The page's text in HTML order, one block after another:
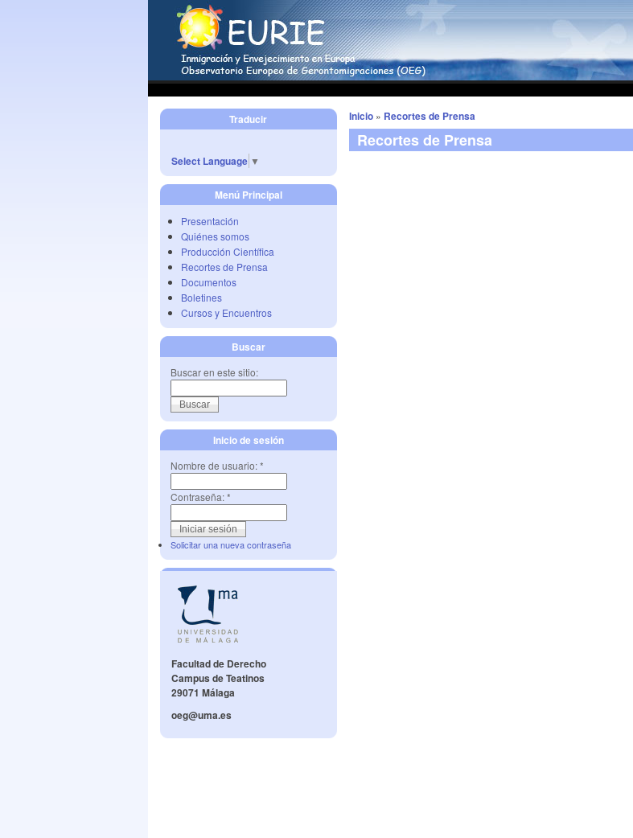
Traducir
Select Language ▼
Menú Principal
Presentación
Quiénes somos
Producción Científica
Recortes de Prensa
Documentos
Boletines
Cursos y Encuentros
Buscar
Buscar en este sitio:
Inicio de sesión
Nombre de usuario:*
Contraseña:*
Solicitar una nueva contraseña
Facultad de Derecho
Campus de Teatinos
29071 Málaga
oeg@uma.es
Inicio » Recortes de Prensa
Recortes de Prensa